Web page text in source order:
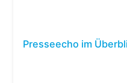
Presseecho im